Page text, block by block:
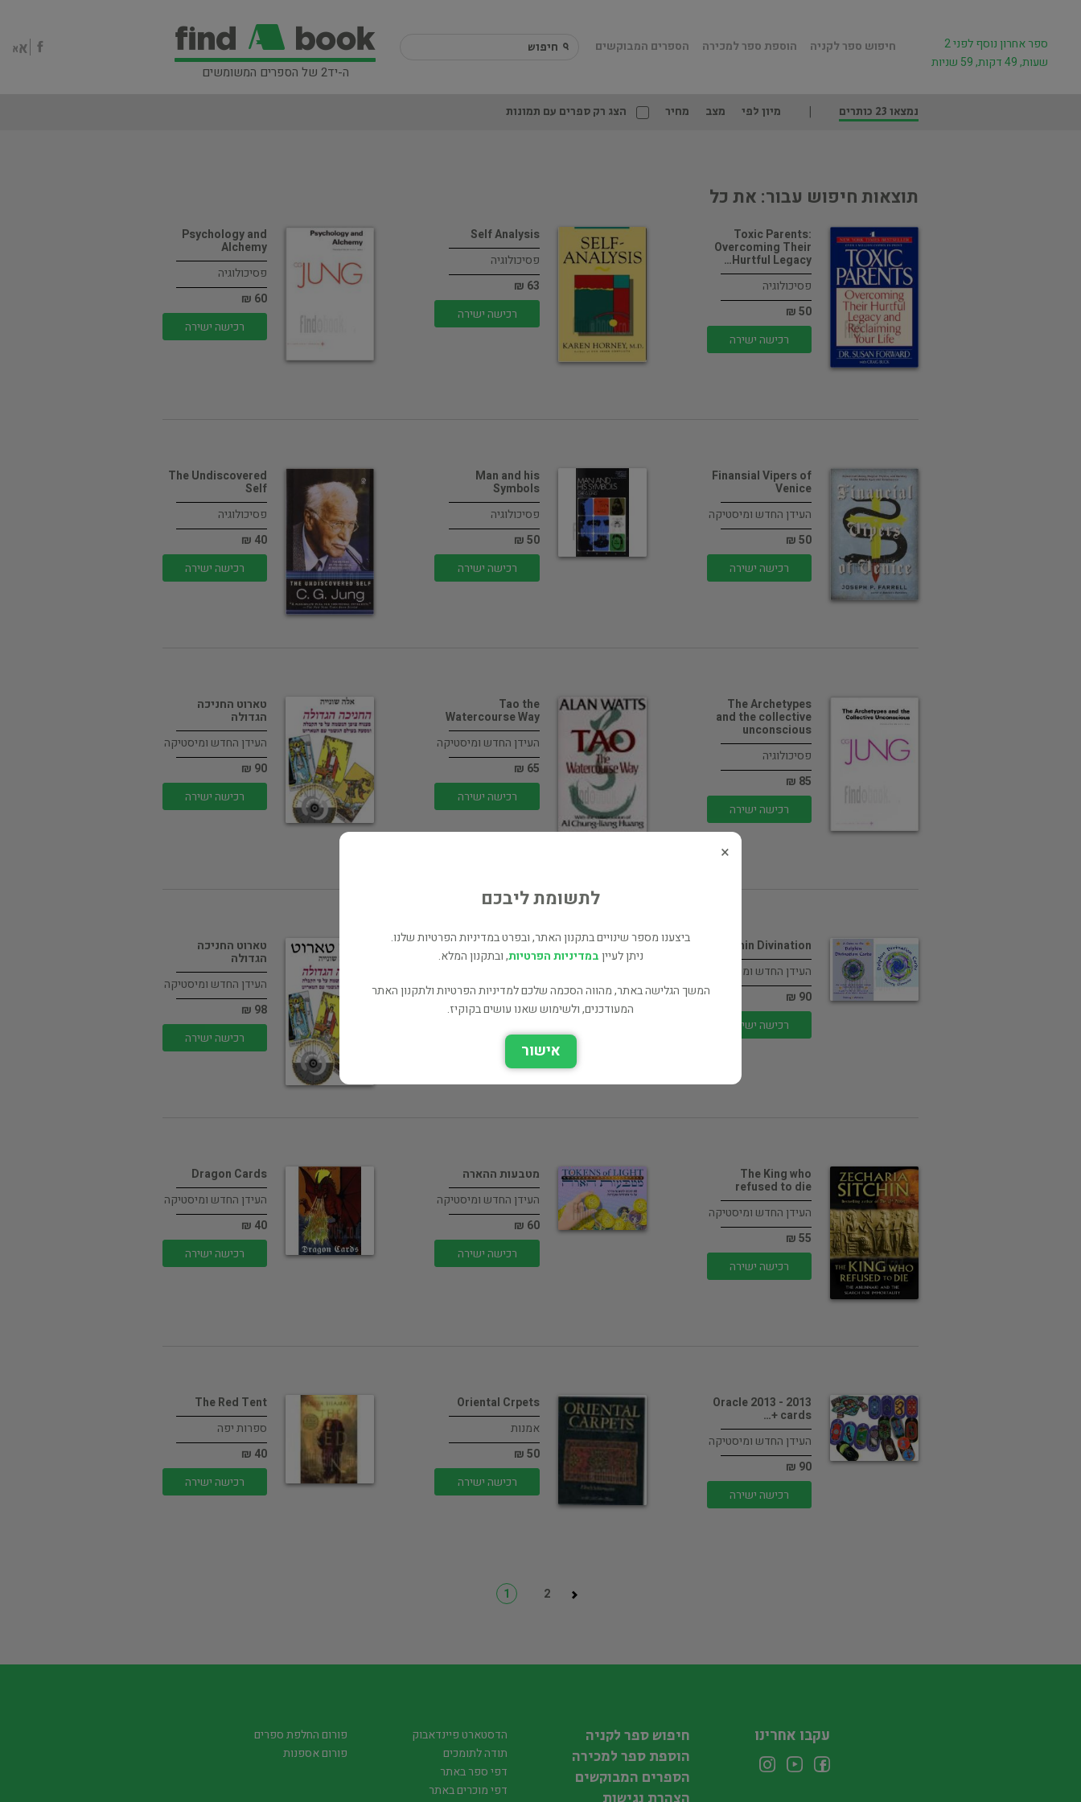
ה-יד2 של הספרים המשומשים
חיפוש ספר לקניה הוספת ספר למכירה הספרים המבוקשים
ספר אחרון נוסף לפני 2
שעות, 49 דקות, 59 שניות
נמצאו 23 כותרים מיון לפי מצב מחיר הצג רק ספרים עם תמונות
תוצאות חיפוש עבור: את כל
Toxic Parents:
Overcoming Their
Hurtful Legacy…
פסיכולוגיה
50 ₪
רכישה ישירה
Self Analysis
פסיכולוגיה
63 ₪
רכישה ישירה
Psychology and
Alchemy
פסיכולוגיה
60 ₪
רכישה ישירה
Finansial Vipers of
Venice
העידן החדש ומיסטיקה
50 ₪
רכישה ישירה
Man and his
Symbols
פסיכולוגיה
50 ₪
רכישה ישירה
The Undiscovered
Self
פסיכולוגיה
40 ₪
רכישה ישירה
The Archetypes
and the collective
unconscious
פסיכולוגיה
85 ₪
רכישה ישירה
Tao the
Watercourse Way
העידן החדש ומיסטיקה
65 ₪
רכישה ישירה
טארוט החניכה
הגדולה
העידן החדש ומיסטיקה
90 ₪
רכישה ישירה
Dolphin Divination
העידן החדש ומיסטיקה
90 ₪
רכישה ישירה
טארוט נתיבי חיים
76 ₪
טארוט החניכה
הגדולה
העידן החדש ומיסטיקה
98 ₪
רכישה ישירה
The King who
refused to die
העידן החדש ומיסטיקה
55 ₪
רכישה ישירה
מטבעות ההארה
העידן החדש ומיסטיקה
60 ₪
רכישה ישירה
Dragon Cards
העידן החדש ומיסטיקה
40 ₪
רכישה ישירה
2013 Oracle 2013 -
cards +…
העידן החדש ומיסטיקה
90 ₪
רכישה ישירה
Oriental Crpets
אמנות
50 ₪
רכישה ישירה
The Red Tent
ספרות יפה
40 ₪
רכישה ישירה
1 2
×
לתשומת ליבכם
ביצענו מספר שינויים בתקנון האתר, ובפרט במדיניות הפרטיות שלנו.
ניתן לעייןבמדיניות הפרטיות, ובתקנון המלא.
המשך הגלישה באתר, מהווה הסכמה שלכם למדיניות הפרטיות ולתקנון האתר
המעודכנים, ולשימוש שאנו עושים בקוקיז.
אישור
עקבו אחרינו
חיפוש ספר לקניה
הוספת ספר למכירה
הספרים המבוקשים
הדסטארט פיינדאבוק
תודה לתומכים
דפי ספר באתר
דפי מוכרים באתר
פורום החלפת ספרים
פורום אספנות